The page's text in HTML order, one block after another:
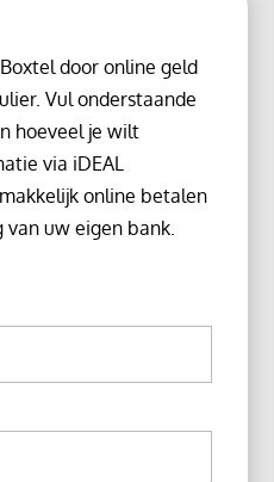
door online geld
Vul onderstaande
hoeveel je wilt
via iDEAL
online betalen
van uw eigen bank.